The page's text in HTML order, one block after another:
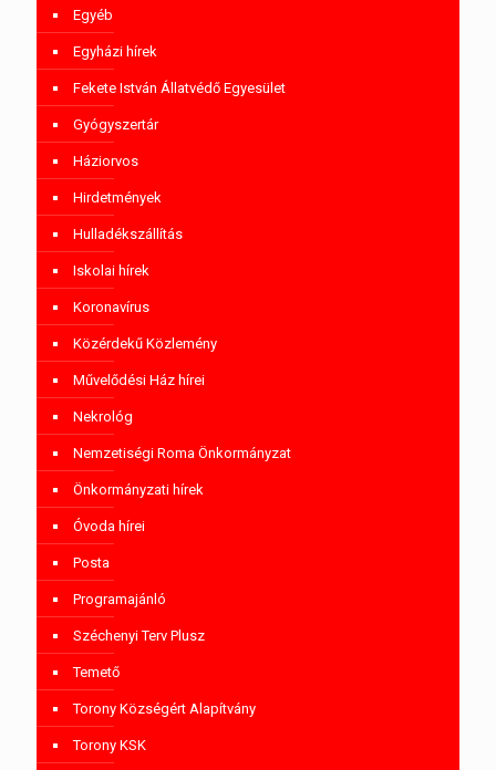
Egyéb
Egyházi hírek
Fekete István Állatvédő Egyesület
Gyógyszertár
Háziorvos
Hirdetmények
Hulladékszállítás
Iskolai hírek
Koronavírus
Közérdekű Közlemény
Művelődési Ház hírei
Nekrológ
Nemzetiségi Roma Önkormányzat
Önkormányzati hírek
Óvoda hírei
Posta
Programajánló
Széchenyi Terv Plusz
Temető
Torony Községért Alapítvány
Torony KSK